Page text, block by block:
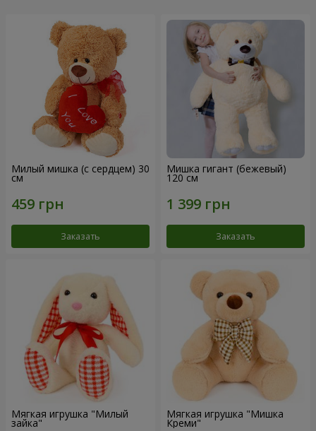
Милый мишка (с сердцем) 30
см
Заказать
Мишка гигант (бежевый)
120 см
Заказать
Мягкая игрушка "Милый
зайка"
Мягкая игрушка "Мишка
Креми"